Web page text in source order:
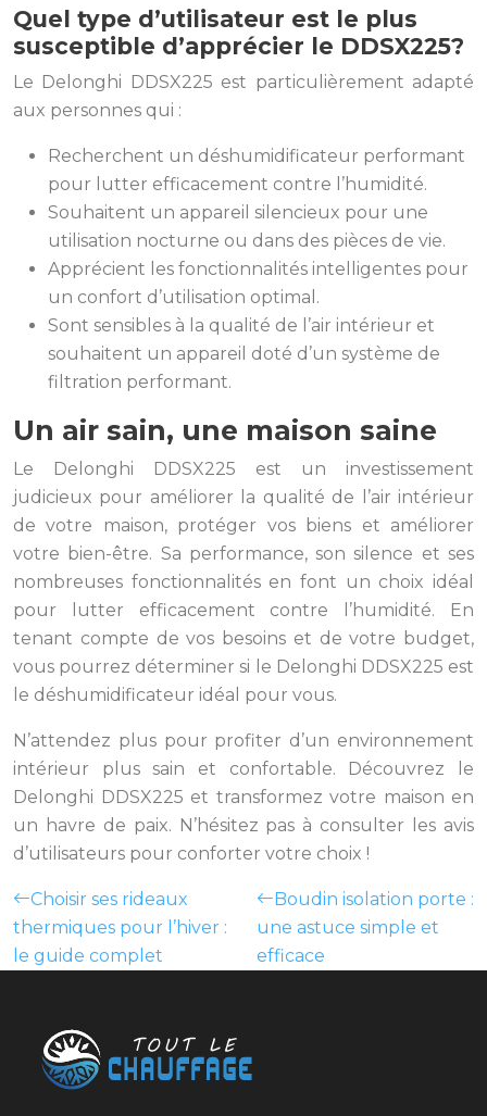
Quel type d’utilisateur est le plus
susceptible d’apprécier le DDSX225?
Le Delonghi DDSX225 est particulièrement adapté
aux personnes qui :
Recherchent un déshumidificateur performant
pour lutter efficacement contre l’humidité.
Souhaitent un appareil silencieux pour une
utilisation nocturne ou dans des pièces de vie.
Apprécient les fonctionnalités intelligentes pour
un confort d’utilisation optimal.
Sont sensibles à la qualité de l’air intérieur et
souhaitent un appareil doté d’un système de
filtration performant.
Un air sain, une maison saine
Le Delonghi DDSX225 est un investissement
judicieux pour améliorer la qualité de l’air intérieur
de votre maison, protéger vos biens et améliorer
votre bien-être. Sa performance, son silence et ses
nombreuses fonctionnalités en font un choix idéal
pour lutter efficacement contre l’humidité. En
tenant compte de vos besoins et de votre budget,
vous pourrez déterminer si le Delonghi DDSX225 est
le déshumidificateur idéal pour vous.
N’attendez plus pour profiter d’un environnement
intérieur plus sain et confortable. Découvrez le
Delonghi DDSX225 et transformez votre maison en
un havre de paix. N’hésitez pas à consulter les avis
d’utilisateurs pour conforter votre choix !
Choisir ses rideaux
thermiques pour l’hiver :
le guide complet
Boudin isolation porte :
une astuce simple et
efficace